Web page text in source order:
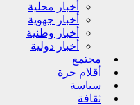
أخبار محلية
أخبار جهوية
أخبار وطنية
أخبار دولية
مجتمع
أقلام حرة
سياسة
ثقافة